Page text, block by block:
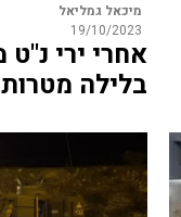
מיכאל גמליאל
19/10/2023
אחרי ירי
בלילה